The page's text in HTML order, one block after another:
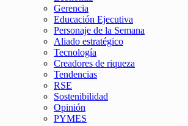
Gerencia
Educación Ejecutiva
Personaje de la Semana
Aliado estratégico
Tecnología
Creadores de riqueza
Tendencias
RSE
Sostenibilidad
Opinión
PYMES